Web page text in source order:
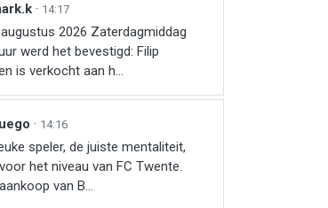
· 14:17
2026 Zaterdagmiddag
werd het bevestigd: Filip
is verkocht aan h...
· 14:16
speler, de juiste mentaliteit,
het niveau van FC Twente.
van B...